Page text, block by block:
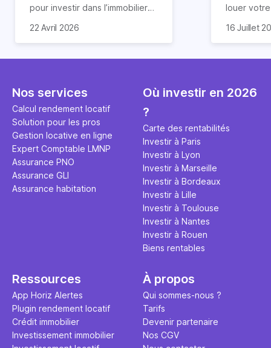
pour investir dans l’immobilier
nombreux avantages à choisir
expliquons tout dans cet
22 Avril 2026
louer
expert en
règle
ce secret
l'argent
principale
études et
16 Juillet
Nos services
Calcul rendement locatif
Solution pour les pros
Gestion locative en ligne
Expert Comptable LMNP
Assurance PNO
Assurance GLI
Assurance habitation
Où investir en 2026
?
Carte des rentabilités
Investir à Paris
Investir à Lyon
Investir à Marseille
Investir à Bordeaux
Investir à Lille
Investir à Toulouse
Investir à Nantes
Investir à Rouen
Biens rentables
Ressources
App Horiz Alertes
Plugin rendement locatif
Crédit immobilier
Investissement immobilier
À propos
Qui sommes-nous ?
Tarifs
Devenir partenaire
Nos CGV